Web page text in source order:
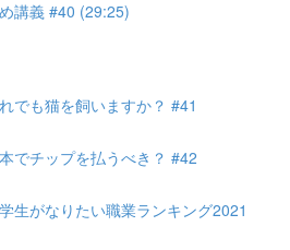
講義 #40 (29:25)
でも猫を飼いますか？ #41
でチップを払うべき？ #42
生がなりたい職業ランキング2021